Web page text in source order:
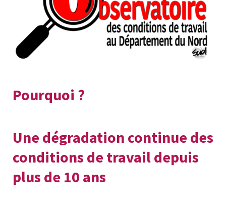
Pourquoi ?
Une dégradation continue des
conditions de travail depuis
plus de 10 ans